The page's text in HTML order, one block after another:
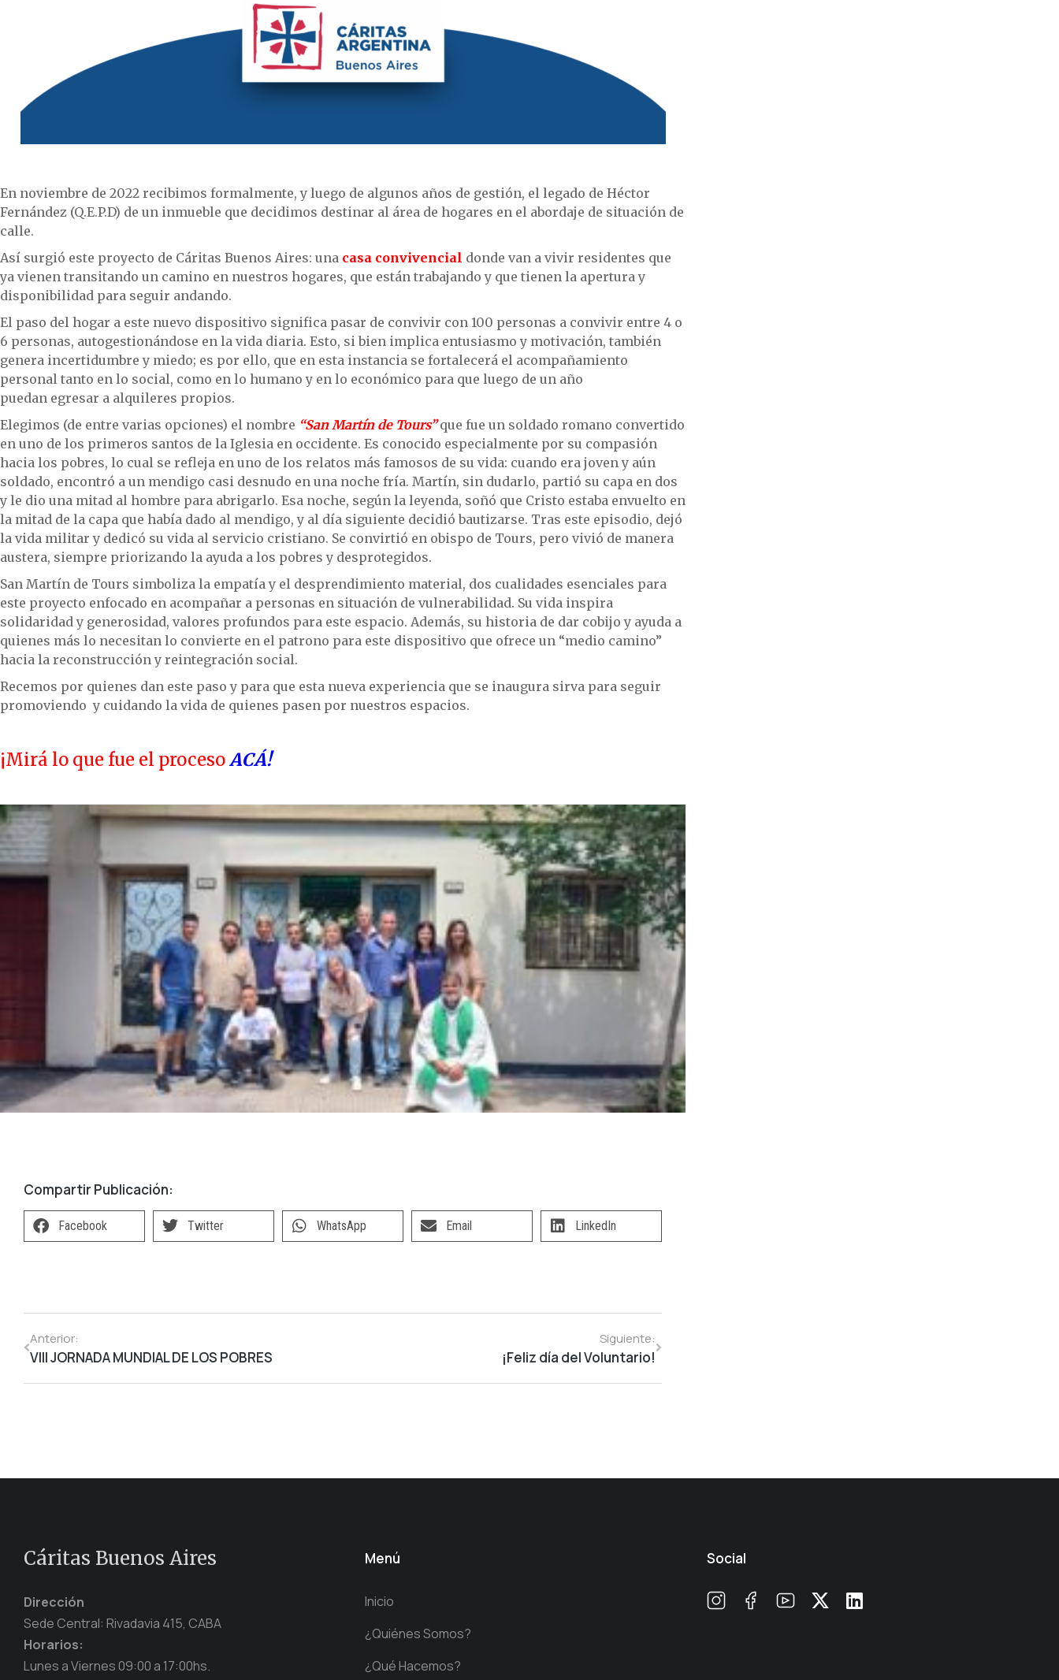
En noviembre de 2022 recibimos formalmente, y luego de algunos años de gestión, el legado de Héctor
Fernández (Q.E.P.D) de un inmueble que decidimos destinar al área de hogares en el abordaje de situación de
calle.
Así surgió este proyecto de Cáritas Buenos Aires: una casa convivencial donde van a vivir residentes que
ya vienen transitando un camino en nuestros hogares, que están trabajando y que tienen la apertura y
disponibilidad para seguir andando.
El paso del hogar a este nuevo dispositivo significa pasar de convivir con 100 personas a convivir entre 4 o
6 personas, autogestionándose en la vida diaria. Esto, si bien implica entusiasmo y motivación, también
genera incertidumbre y miedo; es por ello, que en esta instancia se fortalecerá el acompañamiento
personal tanto en lo social, como en lo humano y en lo económico para que luego de un año
puedan egresar a alquileres propios.
Elegimos (de entre varias opciones) el nombre “San Martín de Tours”que fue un soldado romano convertido
en uno de los primeros santos de la Iglesia en occidente. Es conocido especialmente por su compasión
hacia los pobres, lo cual se refleja en uno de los relatos más famosos de su vida: cuando era joven y aún
soldado, encontró a un mendigo casi desnudo en una noche fría. Martín, sin dudarlo, partió su capa en dos
y le dio una mitad al hombre para abrigarlo. Esa noche, según la leyenda, soñó que Cristo estaba envuelto en
la mitad de la capa que había dado al mendigo, y al día siguiente decidió bautizarse. Tras este episodio, dejó
la vida militar y dedicó su vida al servicio cristiano. Se convirtió en obispo de Tours, pero vivió de manera
austera, siempre priorizando la ayuda a los pobres y desprotegidos.
San Martín de Tours simboliza la empatía y el desprendimiento material, dos cualidades esenciales para
este proyecto enfocado en acompañar a personas en situación de vulnerabilidad. Su vida inspira
solidaridad y generosidad, valores profundos para este espacio. Además, su historia de dar cobijo y ayuda a
quienes más lo necesitan lo convierte en el patrono para este dispositivo que ofrece un “medio camino”
hacia la reconstrucción y reintegración social.
Recemos por quienes dan este paso y para que esta nueva experiencia que se inaugura sirva para seguir
promoviendo y cuidando la vida de quienes pasen por nuestros espacios.
¡Mirá lo que fue el procesoACÁ!
Compartir Publicación:
Facebook Twitter WhatsApp Email LinkedIn
Anterior:
VIII JORNADA MUNDIAL DE LOS POBRES
Siguiente:
¡Feliz día del Voluntario!
Cáritas Buenos Aires
Dirección
Sede Central: Rivadavia 415, CABA
Horarios:
Lunes a Viernes 09:00 a 17:00hs.
Menú
Inicio
¿Quiénes Somos?
¿Qué Hacemos?
Social